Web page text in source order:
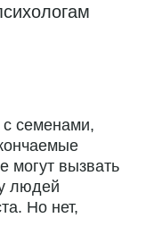
с семенами,
могут вызвать
людей
Но нет,